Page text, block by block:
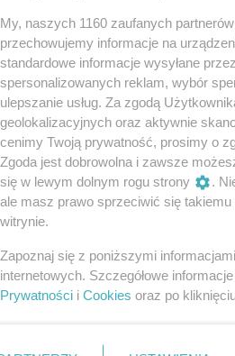
kombivany –
polecane przez nas modele
atutami i rekomendowanymi
Berlingo II
10-40 tys. zł
My, naszych 1160 zaufanych
przechowujemy informacje na
standardowe informacje wysyłane
spersonalizowanych reklam, wybór
ulepszanie usług. Za zgodą
geolokalizacyjnych oraz aktywnie
cenimy Twoją prywatność, prosimy o
Zgoda jest dobrowolna i zawsze
się w lewym dolnym rogu strony
.
ale masz prawo sprzeciwić się
witrynie.
Zapoznaj się z poniższymi
internetowych. Szczegółowe
Prywatności i Cookies oraz po